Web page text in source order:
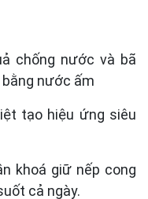
chống nước và bã
nước ấm
tạo hiệu ứng siêu
khoá giữ nếp cong
cả ngày.